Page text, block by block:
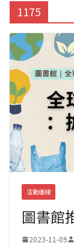
1175
活動連線
圖書館
2023-11-09